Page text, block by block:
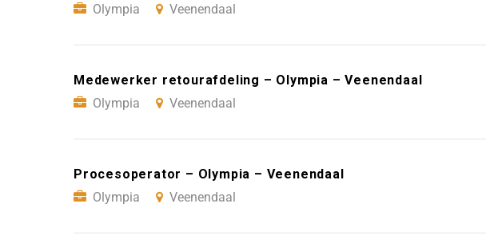
Olympia
Veenendaal
Medewerker retourafdeling – Olympia – Veenendaal
Olympia
Veenendaal
Procesoperator – Olympia – Veenendaal
Olympia
Veenendaal